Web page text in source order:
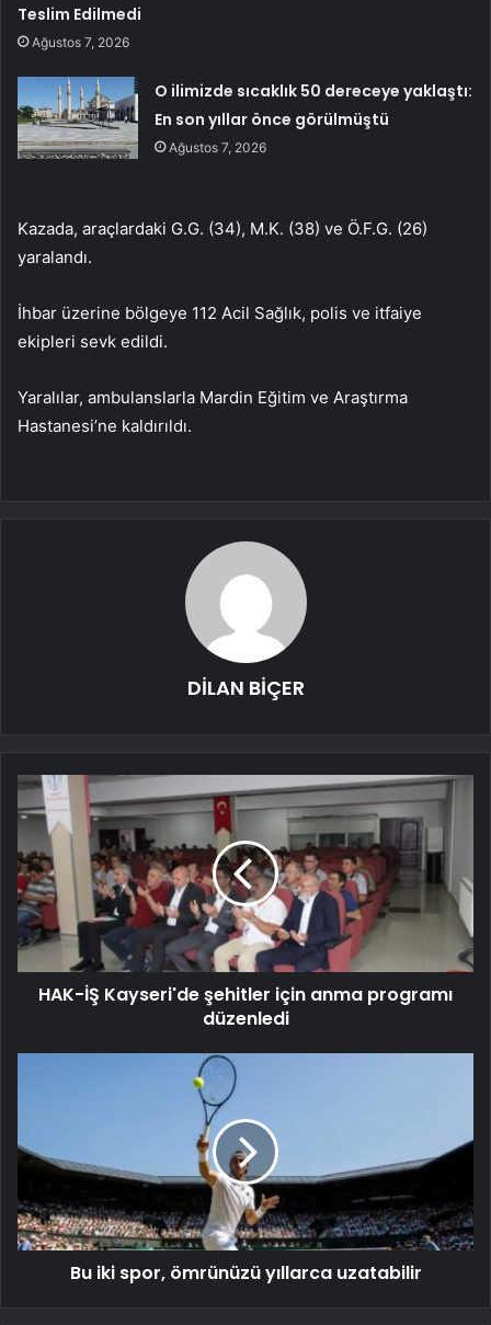
Teslim Edilmedi
Ağustos 7, 2026
O ilimizde sıcaklık 50 dereceye yaklaştı:
En son yıllar önce görülmüştü
Ağustos 7, 2026
Kazada, araçlardaki G.G. (34), M.K. (38) ve Ö.F.G. (26)
yaralandı.
İhbar üzerine bölgeye 112 Acil Sağlık, polis ve itfaiye
ekipleri sevk edildi.
Yaralılar, ambulanslarla Mardin Eğitim ve Araştırma
Hastanesi’ne kaldırıldı.
DİLAN BİÇER
HAK-İŞ Kayseri'de şehitler için anma programı
düzenledi
Bu iki spor, ömrünüzü yıllarca uzatabilir